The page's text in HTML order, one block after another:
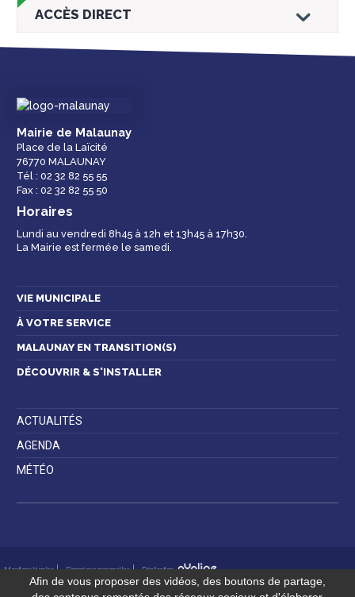
ACCÈS DIRECT
Droits et
démarches
Espace famille
Malaunay, je
Contactez-nous
Mairie de Malaunay
Place de la Laïcité
76770 MALAUNAY
Tél : 02 32 82 55 55
Fax : 02 32 82 55 50
Horaires
Lundi au vendredi 8h45 à 12h et 13h45 à 17h30.
La Mairie est fermée le samedi.
VIE MUNICIPALE
À VOTRE SERVICE
MALAUNAY EN TRANSITION(S)
DÉCOUVRIR & S'INSTALLER
ACTUALITÉS
AGENDA
MÉTÉO
Mentions légales Données personnelles Réalisation
Afin de vous proposer des vidéos, des boutons de partage,